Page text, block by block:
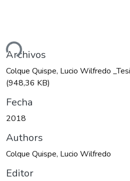
Archivos
Colque Quispe, Lucio Wilfredo
(948,36 KB)
Fecha
2018
Authors
Colque Quispe, Lucio Wilfredo
Editor